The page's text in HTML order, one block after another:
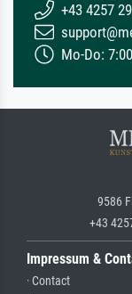
+43 4257
Mo-Do:
9586
+43
Impressum &
· Contact